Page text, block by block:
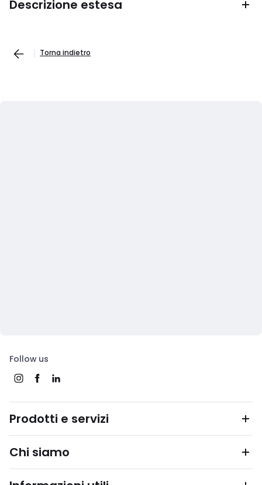
Descrizione estesa
Torna indietro
Follow us
Prodotti e servizi
Chi siamo